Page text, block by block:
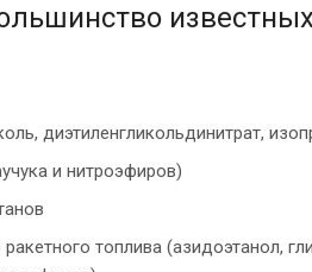
диэтиленгликольдинитрат,
и нитроэфиров)
топлива (азидоэтанол,